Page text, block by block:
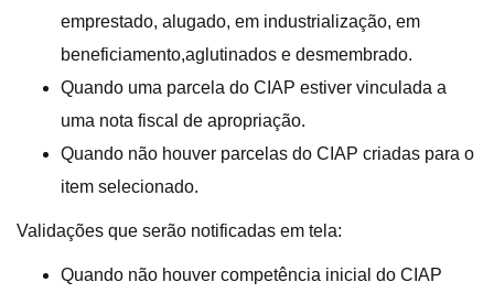
emprestado, alugado, em industrialização, em
beneficiamento,aglutinados e desmembrado.
Quando uma parcela do CIAP estiver vinculada a
uma nota fiscal de apropriação.
Quando não houver parcelas do CIAP criadas para o
item selecionado.
Validações que serão notificadas em tela:
Quando não houver competência inicial do CIAP